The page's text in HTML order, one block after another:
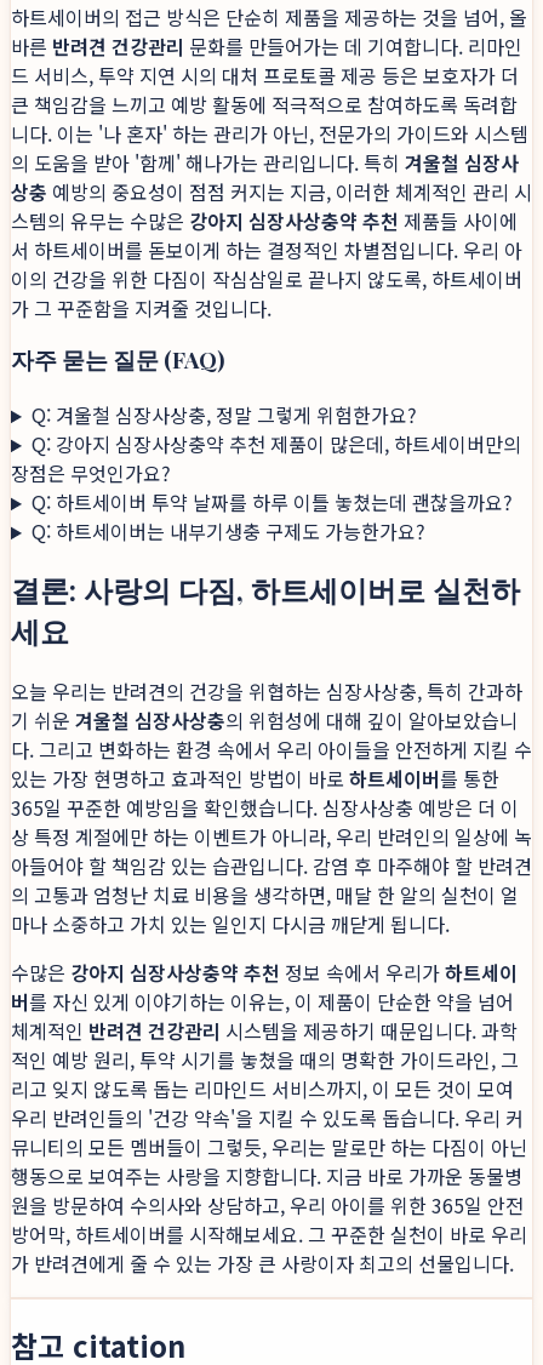
하트세이버의 접근 방식은 단순히 제품을 제공하는 것을 넘어, 올
바른 반려견 건강관리 문화를 만들어가는 데 기여합니다. 리마인
드 서비스, 투약 지연 시의 대처 프로토콜 제공 등은 보호자가 더
큰 책임감을 느끼고 예방 활동에 적극적으로 참여하도록 독려합
니다. 이는 '나 혼자' 하는 관리가 아닌, 전문가의 가이드와 시스템
의 도움을 받아 '함께' 해나가는 관리입니다. 특히 겨울철 심장사
상충 예방의 중요성이 점점 커지는 지금, 이러한 체계적인 관리 시
스템의 유무는 수많은 강아지 심장사상충약 추천 제품들 사이에
서 하트세이버를 돋보이게 하는 결정적인 차별점입니다. 우리 아
이의 건강을 위한 다짐이 작심삼일로 끝나지 않도록, 하트세이버
가 그 꾸준함을 지켜줄 것입니다.
자주 묻는 질문 (FAQ)
Q: 겨울철 심장사상충, 정말 그렇게 위험한가요?
Q: 강아지 심장사상충약 추천 제품이 많은데, 하트세이버만의
장점은 무엇인가요?
Q: 하트세이버 투약 날짜를 하루 이틀 놓쳤는데 괜찮을까요?
Q: 하트세이버는 내부기생충 구제도 가능한가요?
결론: 사랑의 다짐, 하트세이버로 실천하
세요
오늘 우리는 반려견의 건강을 위협하는 심장사상충, 특히 간과하
기 쉬운 겨울철 심장사상충의 위험성에 대해 깊이 알아보았습니
다. 그리고 변화하는 환경 속에서 우리 아이들을 안전하게 지킬 수
있는 가장 현명하고 효과적인 방법이 바로 하트세이버를 통한
365일 꾸준한 예방임을 확인했습니다. 심장사상충 예방은 더 이
상 특정 계절에만 하는 이벤트가 아니라, 우리 반려인의 일상에 녹
아들어야 할 책임감 있는 습관입니다. 감염 후 마주해야 할 반려견
의 고통과 엄청난 치료 비용을 생각하면, 매달 한 알의 실천이 얼
마나 소중하고 가치 있는 일인지 다시금 깨닫게 됩니다.
수많은 강아지 심장사상충약 추천 정보 속에서 우리가하트세이
버를 자신 있게 이야기하는 이유는, 이 제품이 단순한 약을 넘어
체계적인 반려견 건강관리 시스템을 제공하기 때문입니다. 과학
적인 예방 원리, 투약 시기를 놓쳤을 때의 명확한 가이드라인, 그
리고 잊지 않도록 돕는 리마인드 서비스까지, 이 모든 것이 모여
우리 반려인들의 '건강 약속'을 지킬 수 있도록 돕습니다. 우리 커
뮤니티의 모든 멤버들이 그렇듯, 우리는 말로만 하는 다짐이 아닌
행동으로 보여주는 사랑을 지향합니다. 지금 바로 가까운 동물병
원을 방문하여 수의사와 상담하고, 우리 아이를 위한 365일 안전
방어막, 하트세이버를 시작해보세요. 그 꾸준한 실천이 바로 우리
가 반려견에게 줄 수 있는 가장 큰 사랑이자 최고의 선물입니다.
참고 citation